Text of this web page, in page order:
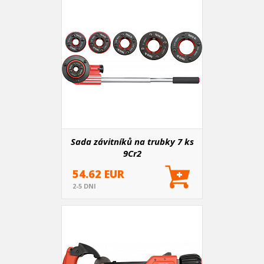
Sada závitníků na trubky 7 ks
9Cr2
54.62 EUR
2-5 DNI